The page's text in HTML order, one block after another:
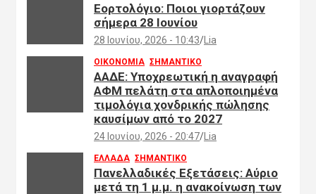
Εορτολόγιο: Ποιοι γιορτάζουν
σήμερα 28 Ιουνίου
28 Ιουνίου, 2026 - 10:43 Lia
ΟΙΚΟΝΟΜΙΑ ΣΗΜΑΝΤΙΚΟ
ΑΑΔΕ: Υποχρεωτική η αναγραφή
ΑΦΜ πελάτη στα απλοποιημένα
τιμολόγια χονδρικής πώλησης
καυσίμων από το 2027
24 Ιουνίου, 2026 - 20:47 Lia
ΕΛΛΑΔΑ ΣΗΜΑΝΤΙΚΟ
Πανελλαδικές Εξετάσεις: Αύριο
μετά τη 1 μ.μ. η ανακοίνωση των